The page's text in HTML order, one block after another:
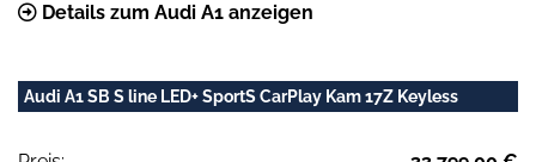
Details zum Audi A1 anzeigen
Audi A1 SB S line LED+ SportS CarPlay Kam 17Z Keyless